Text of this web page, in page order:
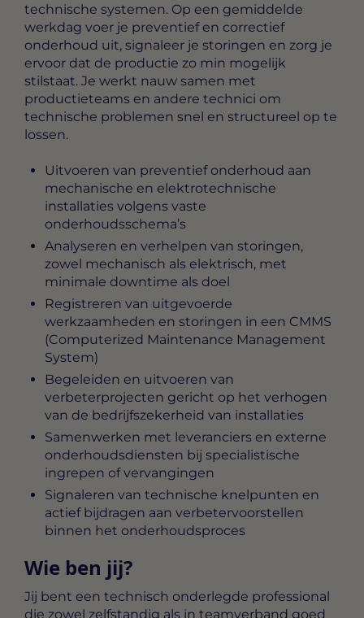
technische systemen. Op een gemiddelde
werkdag voer je preventief en correctief
onderhoud uit, signaleer je storingen en zorg je
ervoor dat de productie zo min mogelijk
stilstaat. Je werkt nauw samen met
productieteams en andere technici om
technische problemen snel en structureel op te
lossen.
Uitvoeren van preventief onderhoud aan
mechanische en elektrotechnische
installaties volgens vaste
onderhoudsschema’s
Analyseren en verhelpen van storingen,
zowel mechanisch als elektrisch, met
minimale downtime als doel
Registreren van uitgevoerde
werkzaamheden en storingen in een CMMS
(Computerized Maintenance Management
System)
Begeleiden en uitvoeren van
verbeterprojecten gericht op het verhogen
van de bedrijfszekerheid van installaties
Samenwerken met leveranciers en externe
onderhoudsdiensten bij specialistische
ingrepen of vervangingen
Signaleren van technische knelpunten en
actief bijdragen aan verbetervoorstellen
binnen het onderhoudsproces
Wie ben jij?
Jij bent een technisch onderlegde professional
die zowel zelfstandig als in teamverband goed